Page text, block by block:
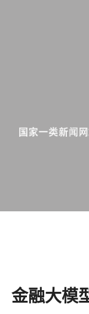
金融大模